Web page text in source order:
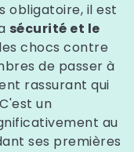
obligatoire, il est
sécurité et le
chocs contre
de passer à
rassurant qui
un
au
ses premières